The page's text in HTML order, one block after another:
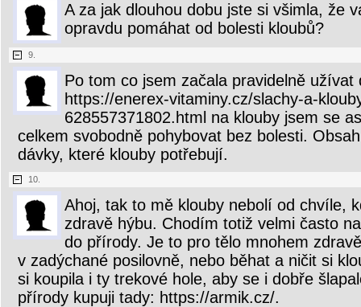
A za jak dlouhou dobu jste si všimla, že
opravdu pomáhat od bolesti kloubů?
9.
Po tom co jsem začala pravidelně užívat
https://enerex-vitaminy.cz/slachy-a-
628557371802.html na klouby jsem se
celkem svobodně pohybovat bez bolesti.
dávky, které klouby potřebují.
10.
Ahoj, tak to mě klouby nebolí od chvíle,
zdravě hýbu. Chodím totiž velmi často
do přírody. Je to pro tělo mnohem
v zadýchané posilovně, nebo běhat a ničit si
si koupila i ty trekové hole, aby se i dobře
přírody kupuji tady: https://armik.cz/.